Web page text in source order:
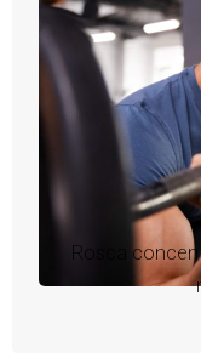
Rosca